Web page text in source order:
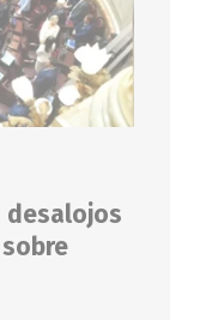
desalojos